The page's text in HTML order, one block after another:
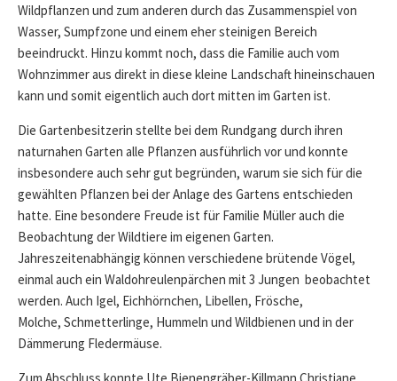
Wildpflanzen und zum anderen durch das Zusammenspiel von
Wasser, Sumpfzone und einem eher steinigen Bereich
beeindruckt. Hinzu kommt noch, dass die Familie auch vom
Wohnzimmer aus direkt in diese kleine Landschaft hineinschauen
kann und somit eigentlich auch dort mitten im Garten ist.
Die Gartenbesitzerin stellte bei dem Rundgang durch ihren
naturnahen Garten alle Pflanzen ausführlich vor und konnte
insbesondere auch sehr gut begründen, warum sie sich für die
gewählten Pflanzen bei der Anlage des Gartens entschieden
hatte. Eine besondere Freude ist für Familie Müller auch die
Beobachtung der Wildtiere im eigenen Garten.
Jahreszeitenabhängig können verschiedene brütende Vögel,
einmal auch ein Waldohreulenpärchen mit 3 Jungen beobachtet
werden. Auch Igel, Eichhörnchen, Libellen, Frösche,
Molche, Schmetterlinge, Hummeln und Wildbienen und in der
Dämmerung Fledermäuse.
Zum Abschluss konnte Ute Bienengräber-Killmann Christiane